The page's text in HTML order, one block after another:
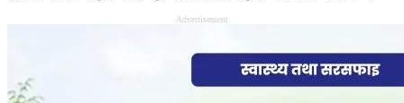
Advertisement